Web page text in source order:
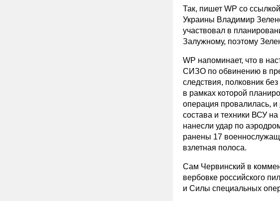
Так, пишет WP со
Украины Владимир
участвовал в
Залужному, поэтому
WP напоминает, что в
СИЗО по обвинению в
следствия, полковник
в рамках которой
операция провалилась, и
состава и техники ВСУ
нанесли удар по
ранены 17
взлетная полоса.
Сам Червинский в
вербовке российского
и Силы специальных